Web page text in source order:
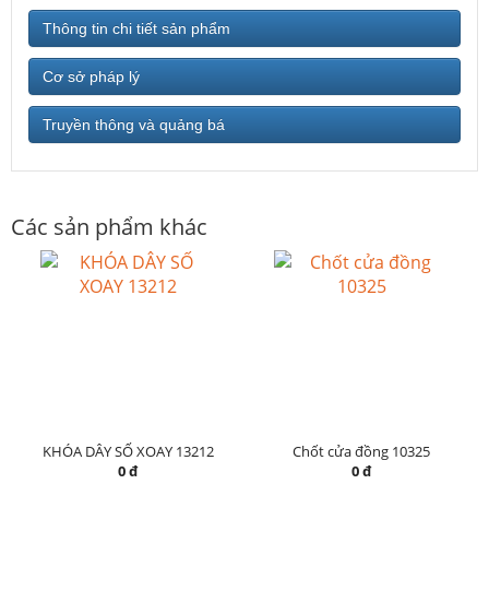
Thông tin chi tiết sản phẩm
Cơ sở pháp lý
Truyền thông và quảng bá
Các sản phẩm khác
KHÓA DÂY SỐ XOAY 13212
0 đ
Chốt cửa đồng 10325
0 đ